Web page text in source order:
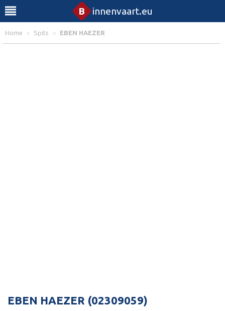
B innenvaart.eu
Home » Spits » EBEN HAEZER
EBEN HAEZER (02309059)